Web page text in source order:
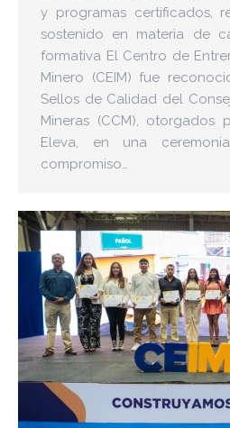
y programas certificados,
sostenido en materia de
formativa El Centro de
Minero (CEIM) fue
Sellos de Calidad del
Mineras (CCM), otorgados
Eleva, en una
compromiso…